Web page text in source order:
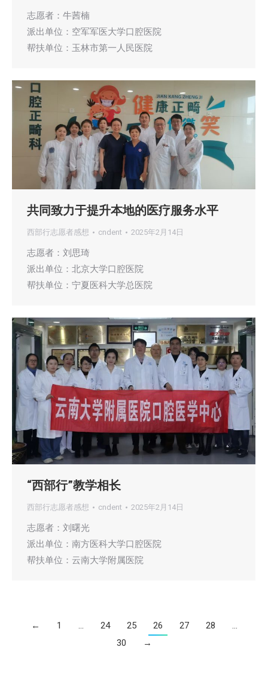
志愿者：牛茜楠
派出单位：空军军医大学口腔医院
帮扶单位：玉林市第一人民医院
共同致力于提升本地的医疗服务水平
西部行志愿者感想 cndent 2025年2月14日
志愿者：刘思琦
派出单位：北京大学口腔医院
帮扶单位：宁夏医科大学总医院
“西部行”教学相长
西部行志愿者感想 cndent 2025年2月14日
志愿者：刘曙光
派出单位：南方医科大学口腔医院
帮扶单位：云南大学附属医院
← 1 … 24 25 26 27 28
…
30
→